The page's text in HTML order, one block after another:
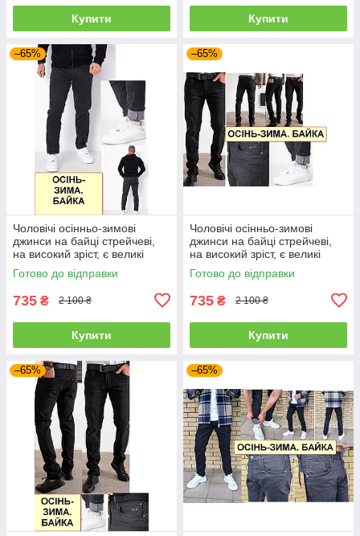
Купити Купити
–65%
Чоловічі осінньо-зимові
джинси на байці стрейчеві,
на високий зріст, є великі
розміри VINGVGS, Туреччина
Готово до відправки
735 ₴ 2 100 ₴
Купити
–65%
Чоловічі осінньо-зимові
джинси на байці стрейчеві,
на високий зріст, є великі
розміри VINGVGS, Туреччина
Готово до відправки
735 ₴ 2 100 ₴
Купити
–65% –65%